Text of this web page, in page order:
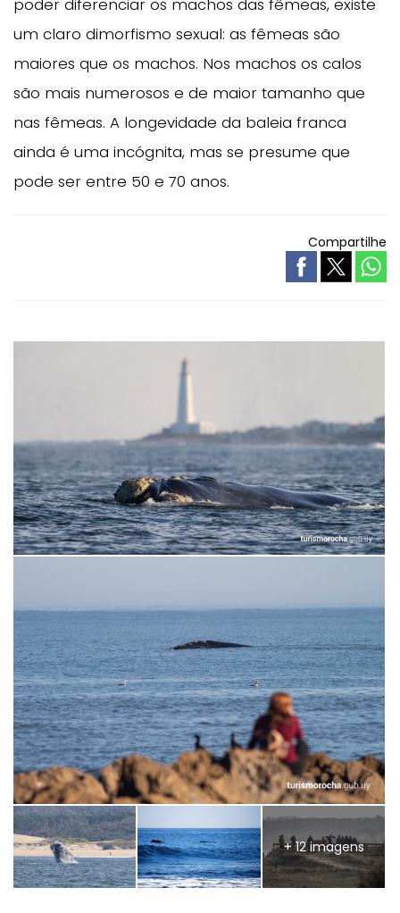
poder diferenciar os machos das fêmeas, existe
um claro dimorfismo sexual: as fêmeas são
maiores que os machos. Nos machos os calos
são mais numerosos e de maior tamanho que
nas fêmeas. A longevidade da baleia franca
ainda é uma incógnita, mas se presume que
pode ser entre 50 e 70 anos.
Compartilhe
+ 12 imagens